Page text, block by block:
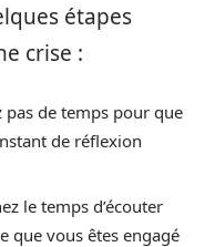
étapes
crise :
pas de temps pour que
de réflexion
le temps d’écouter
que vous êtes engagé